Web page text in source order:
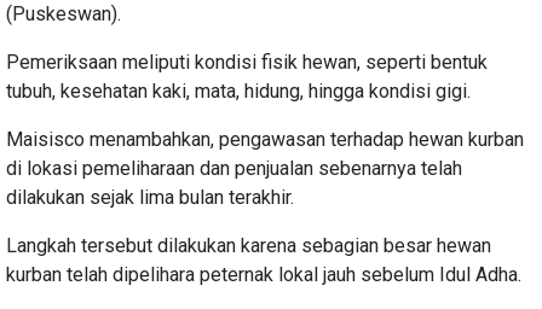
(Puskeswan).
Pemeriksaan meliputi kondisi fisik hewan, seperti bentuk
tubuh, kesehatan kaki, mata, hidung, hingga kondisi gigi.
Maisisco menambahkan, pengawasan terhadap hewan kurban
di lokasi pemeliharaan dan penjualan sebenarnya telah
dilakukan sejak lima bulan terakhir.
Langkah tersebut dilakukan karena sebagian besar hewan
kurban telah dipelihara peternak lokal jauh sebelum Idul Adha.